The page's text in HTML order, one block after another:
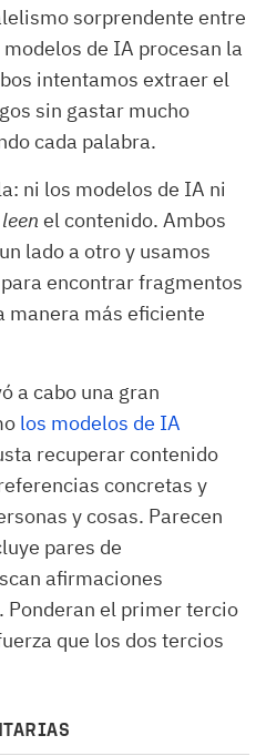
sorprendente entre
de IA procesan la
intentamos extraer el
sin gastar mucho
cada palabra.
ni los modelos de IA ni
leen el contenido. Ambos
lado a otro y usamos
encontrar fragmentos
manera más eficiente
a cabo una gran
los modelos de IA
recuperar contenido
concretas y
y cosas. Parecen
pares de
afirmaciones
Ponderan el primer tercio
que los dos tercios